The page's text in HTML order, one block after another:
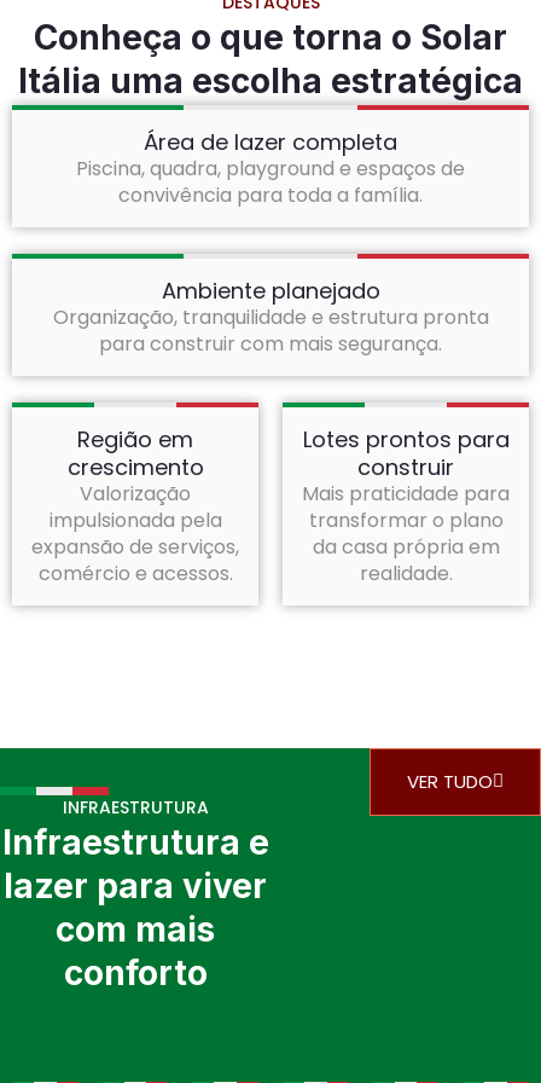
Conheça o que torna o Solar
Itália uma escolha estratégica
Área de lazer completa
Piscina, quadra, playground e espaços de
convivência para toda a família.
Ambiente planejado
Organização, tranquilidade e estrutura pronta
para construir com mais segurança.
Região em
crescimento
Valorização
impulsionada pela
expansão de serviços,
comércio e acessos.
Lotes prontos para
construir
Mais praticidade para
transformar o plano
da casa própria em
realidade.
INFRAESTRUTURA
Infraestrutura e
lazer para viver
com mais
conforto
VER TUDO